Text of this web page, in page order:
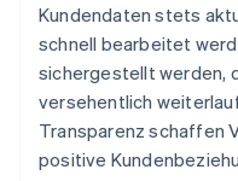
Kundendaten stets
schnell bearbeitet
sichergestellt werden,
versehentlich
Transparenz schaffen
positive